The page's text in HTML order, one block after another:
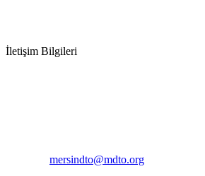
İletişim Bilgileri
mersindto@mdto.org